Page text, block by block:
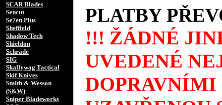
SCAR Blades
Sencut
Se7en Plus
Sheffield
Shadow Tech
Shieldon
Schrade
SIG
Skallywag Tactical
Skif Knives
Smith & Wesson
(S&W)
Sniper Bladeworks
PLATBY
!!! ŽÁDNÉ
UVEDENÉ